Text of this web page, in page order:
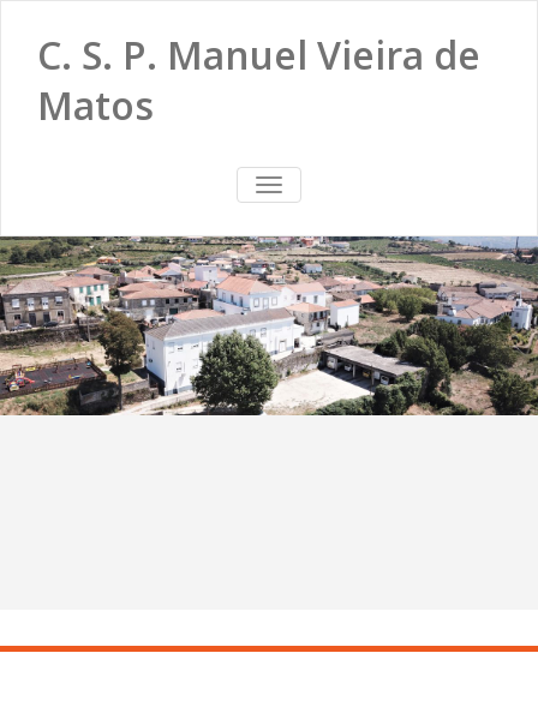
C. S. P. Manuel Vieira de
Matos
TOGGLE
NAVIGATION